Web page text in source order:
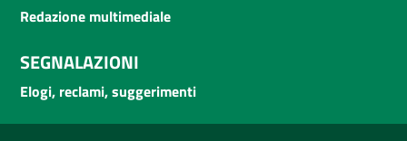
Redazione multimediale
SEGNALAZIONI
Elogi, reclami, suggerimenti